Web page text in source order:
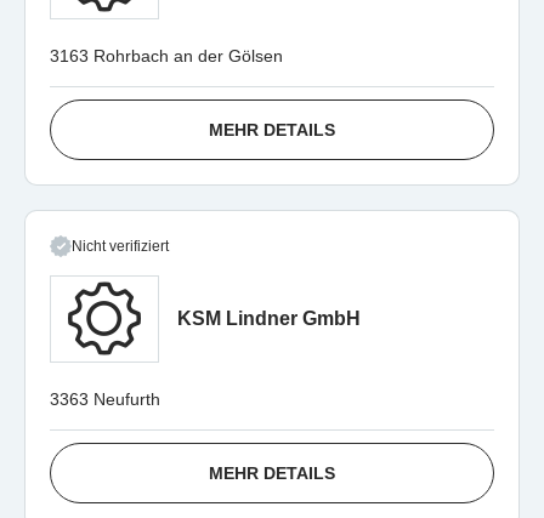
3163 Rohrbach an der Gölsen
MEHR DETAILS
Nicht verifiziert
KSM Lindner GmbH
3363 Neufurth
MEHR DETAILS